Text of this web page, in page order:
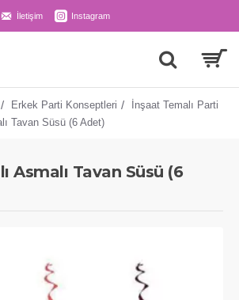
İletişim Instagram
Erkek Parti Konseptleri
İnşaat Temalı Parti
Tavan Süsü (6 Adet)
Asmalı Tavan Süsü (6